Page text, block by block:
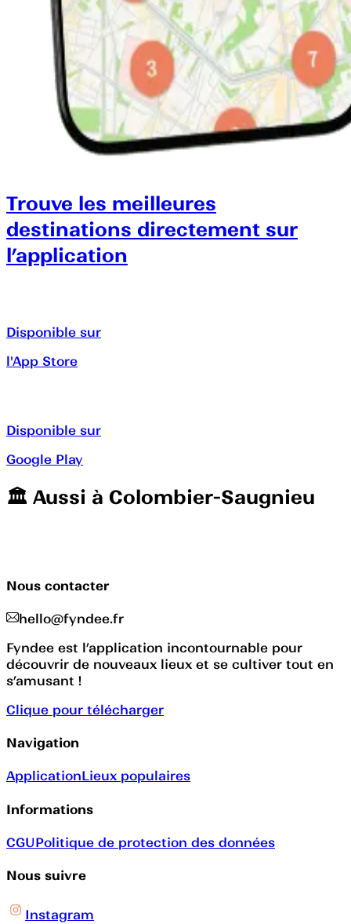
Trouve les meilleures
destinations directement sur
l’application
Disponible sur
l'App Store
Disponible sur
Google Play
🏛️️ Aussi à Colombier-Saugnieu
Nous contacter
hello@fyndee.fr
Fyndee est l’application incontournable pour
découvrir de nouveaux lieux et se cultiver tout en
s’amusant !
Clique pour télécharger
Navigation
ApplicationLieux populaires
Informations
CGUPolitique de protection des données
Nous suivre
Instagram